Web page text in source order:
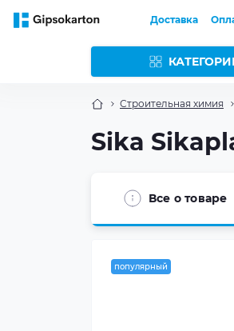
Доставка
Строительная химия
Sika
Все о товаре
популярный